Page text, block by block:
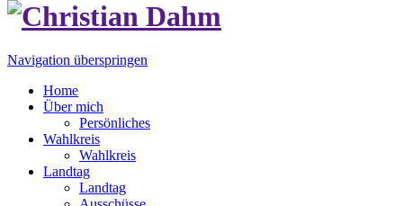
Navigation überspringen
Home
Über mich
Persönliches
Wahlkreis
Wahlkreis
Landtag
Landtag